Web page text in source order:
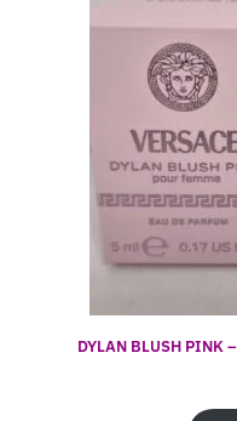
DYLAN BLUSH PINK